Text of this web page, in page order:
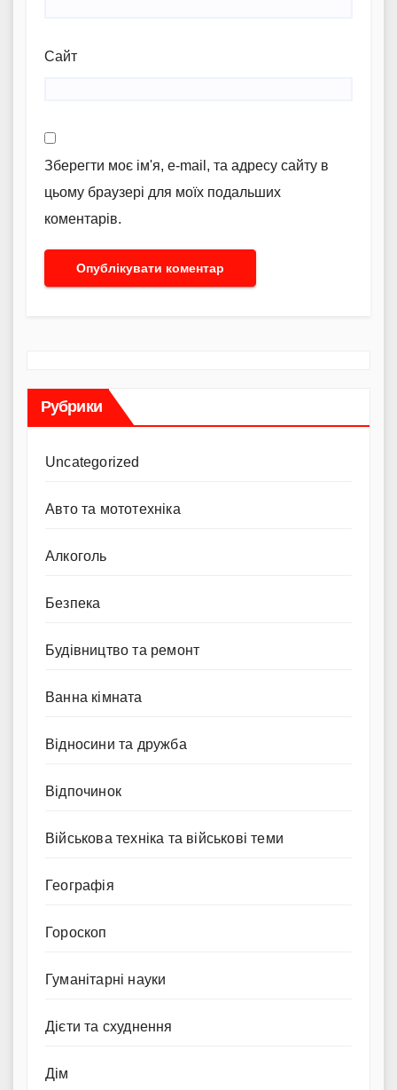
Сайт
Зберегти моє ім'я, e-mail, та адресу сайту в
цьому браузері для моїх подальших
коментарів.
Рубрики
Uncategorized
Авто та мототехніка
Алкоголь
Безпека
Будівництво та ремонт
Ванна кімната
Відносини та дружба
Відпочинок
Військова техніка та військові теми
Географія
Гороскоп
Гуманітарні науки
Дієти та схуднення
Дім